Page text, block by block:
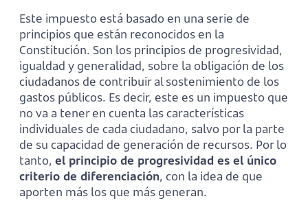
Este impuesto está basado en una serie de
principios que están reconocidos en la
Constitución. Son los principios de progresividad,
igualdad y generalidad, sobre la obligación de los
ciudadanos de contribuir al sostenimiento de los
gastos públicos. Es decir, este es un impuesto que
no va a tener en cuenta las características
individuales de cada ciudadano, salvo por la parte
de su capacidad de generación de recursos. Por lo
tanto, el principio de progresividad es el único
criterio de diferenciación, con la idea de que
aporten más los que más generan.